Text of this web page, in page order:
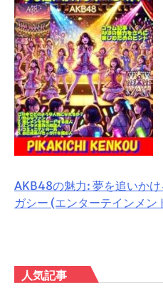
AKB48の魅力: 夢を追いか
ガシー (エンターテインメ
人気記事